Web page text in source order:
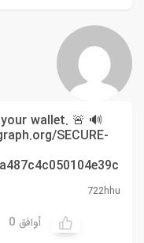
your wallet.
SECURE-
🔊
722hhu
أوافق 0